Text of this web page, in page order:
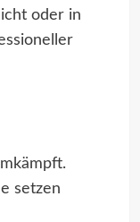
oder in
setzen